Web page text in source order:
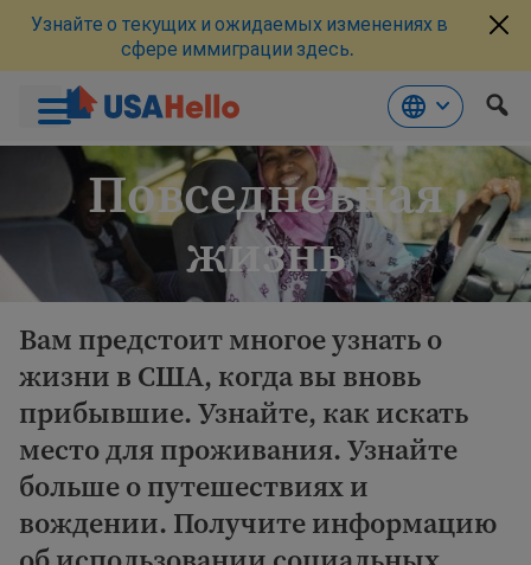
Перейти
материалам
Узнайте о текущих и ожидаемых изменениях в
сфере иммиграции здесь.
Повседневная
жизнь
Вам предстоит многое узнать о
жизни в США, когда вы вновь
прибывшие. Узнайте, как искать
место для проживания. Узнайте
больше о путешествиях и
вождении. Получите информацию